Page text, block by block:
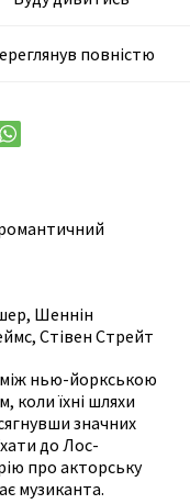
повністю
, Шеннін
, Стівен Стрейт
між нью-йоркською
коли їхні шляхи
значних
до Лос-
про акторську
музиканта.